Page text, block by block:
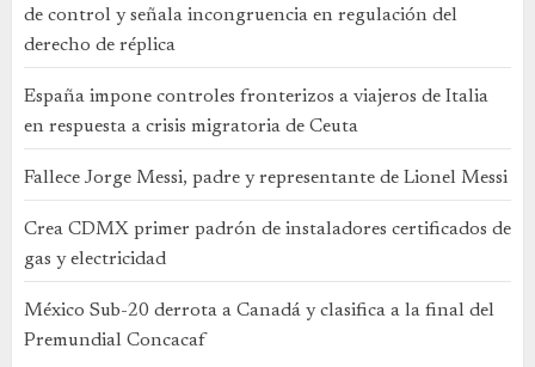
de control y señala incongruencia en regulación del
derecho de réplica
España impone controles fronterizos a viajeros de Italia
en respuesta a crisis migratoria de Ceuta
Fallece Jorge Messi, padre y representante de Lionel Messi
Crea CDMX primer padrón de instaladores certificados de
gas y electricidad
México Sub-20 derrota a Canadá y clasifica a la final del
Premundial Concacaf